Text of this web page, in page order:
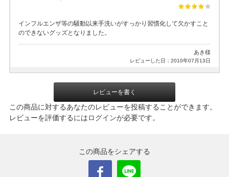
インフルエンザ等の騒動以来手洗いがすっかり習慣化して欠かすこと
のできないグッズとなりました。
あき様
レビューした日：2010年07月13日
レビューを書く
この商品に対するあなたのレビューを投稿することができます。
レビューを評価するにはログインが必要です。
この商品をシェアする